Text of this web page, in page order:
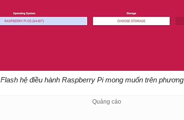
Flash hệ điều hành Raspberry Pi mong muốn trên